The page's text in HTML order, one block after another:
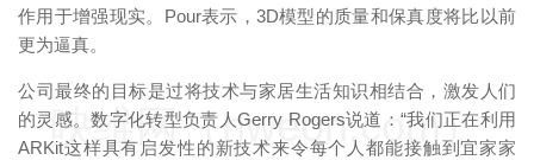
作用于增强现实。Pour表示，3D模型的质量和保真度将比以前
更为逼真。
公司最终的目标是过将技术与家居生活知识相结合，激发人们
的灵感。数字化转型负责人Gerry Rogers说道：“我们正在利用
ARKit这样具有启发性的新技术来令每个人都能接触到宜家家
映维网（nweon.com）